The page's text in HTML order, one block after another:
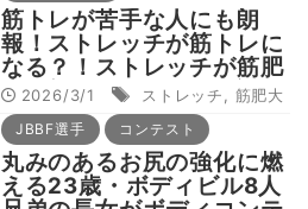
筋トレが苦手な人にも朗
報！ストレッチが筋トレに
なる？！ストレッチが筋肥
大に効果的なワケを解説！
2026/3/1 ストレッチ 筋肥大
JBBF選手 コンテスト
丸みのあるお尻の強化に燃
える23歳・ボディビル8人